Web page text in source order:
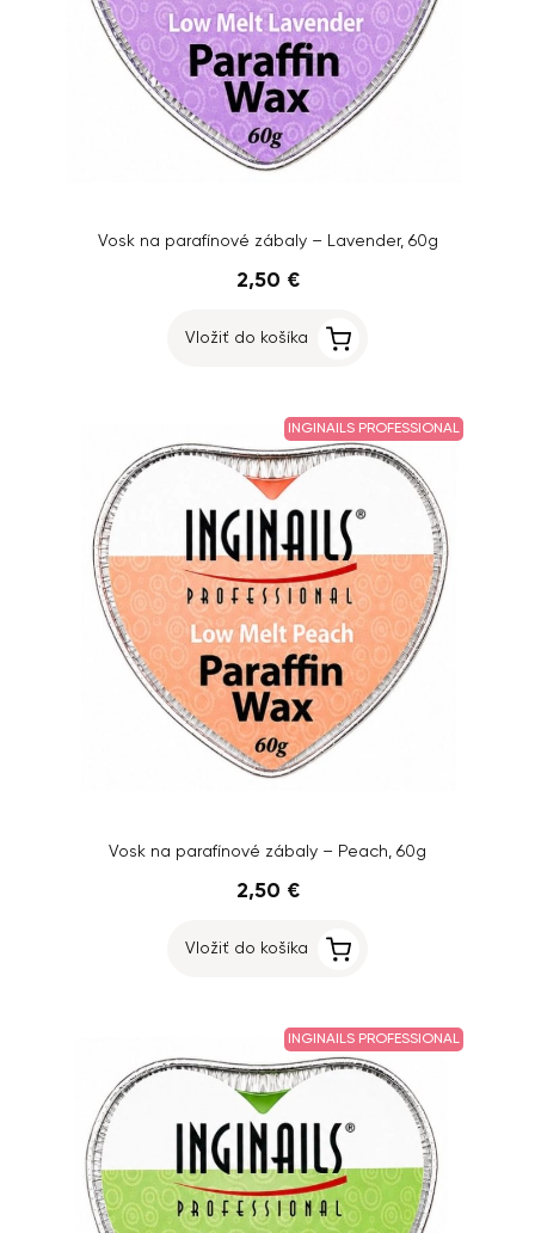
Vosk na parafínové zábaly – Lavender, 60g
2,50 €
Vložiť do košíka
INGINAILS PROFESSIONAL
Vosk na parafínové zábaly – Peach, 60g
2,50 €
Vložiť do košíka
INGINAILS PROFESSIONAL